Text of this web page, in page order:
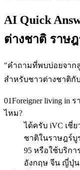
AI Quick
ต่างชาติ ราษ
"คำถามที่พบบ่อยจาก
สำหรับชาวต่างชาติกั
01Foreigner living
ไหม?
ได้ครับ iVC เชี่
ชาติในราษฎร์
95 หรือใช้บริก
อังกฤษ จีน ญี่ปุ่น